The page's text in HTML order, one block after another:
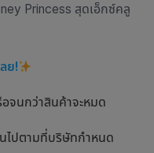
Princess สุดเอ็กซ์คลู
ย!
จนกว่าสินค้าจะหมด
ไปตามที่บริษัทกำหนด